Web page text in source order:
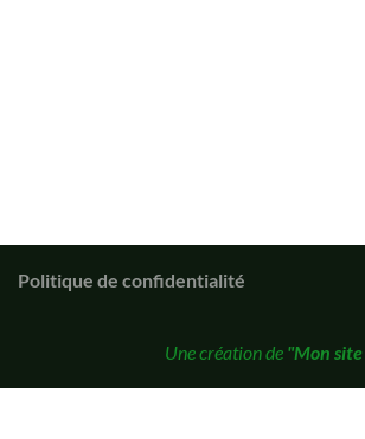
Politique de confidentialité
Une création de "Mon